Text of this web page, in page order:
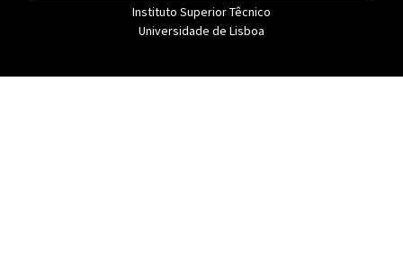
Instituto Superior Têcnico
Universidade de Lisboa